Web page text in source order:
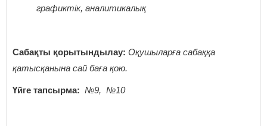
графиктік, аналитикалық
Сабақты қорытындылау: Оқушыларға сабаққа
қатысқанына сай баға қою.
Үйге тапсырма: №9, №10